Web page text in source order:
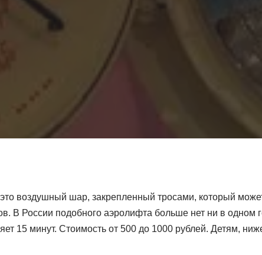
воздушный шар, закрепленный тросами, который
В России подобного аэролифта больше нет ни в одном
15 минут. Стоимость от 500 до 1000 рублей. Детям,